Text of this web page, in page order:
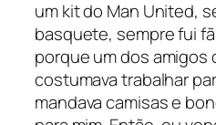
um kit do Man United,
basquete, sempre fui
porque um dos amigos
costumava trabalhar
mandava camisas e